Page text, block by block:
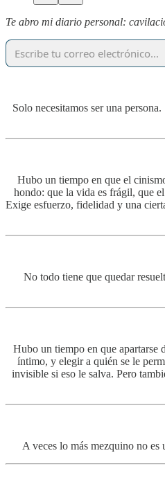
Te abro mi diario personal:
Solo necesitamos ser una
Hubo un tiempo en que el
hondo: que la vida es frágil, que
Exige esfuerzo, fidelidad y una
No todo tiene que quedar
Hubo un tiempo en que apartarse
íntimo, y elegir a quién se le
invisible si eso le salva. Pero
A veces lo más mezquino no es